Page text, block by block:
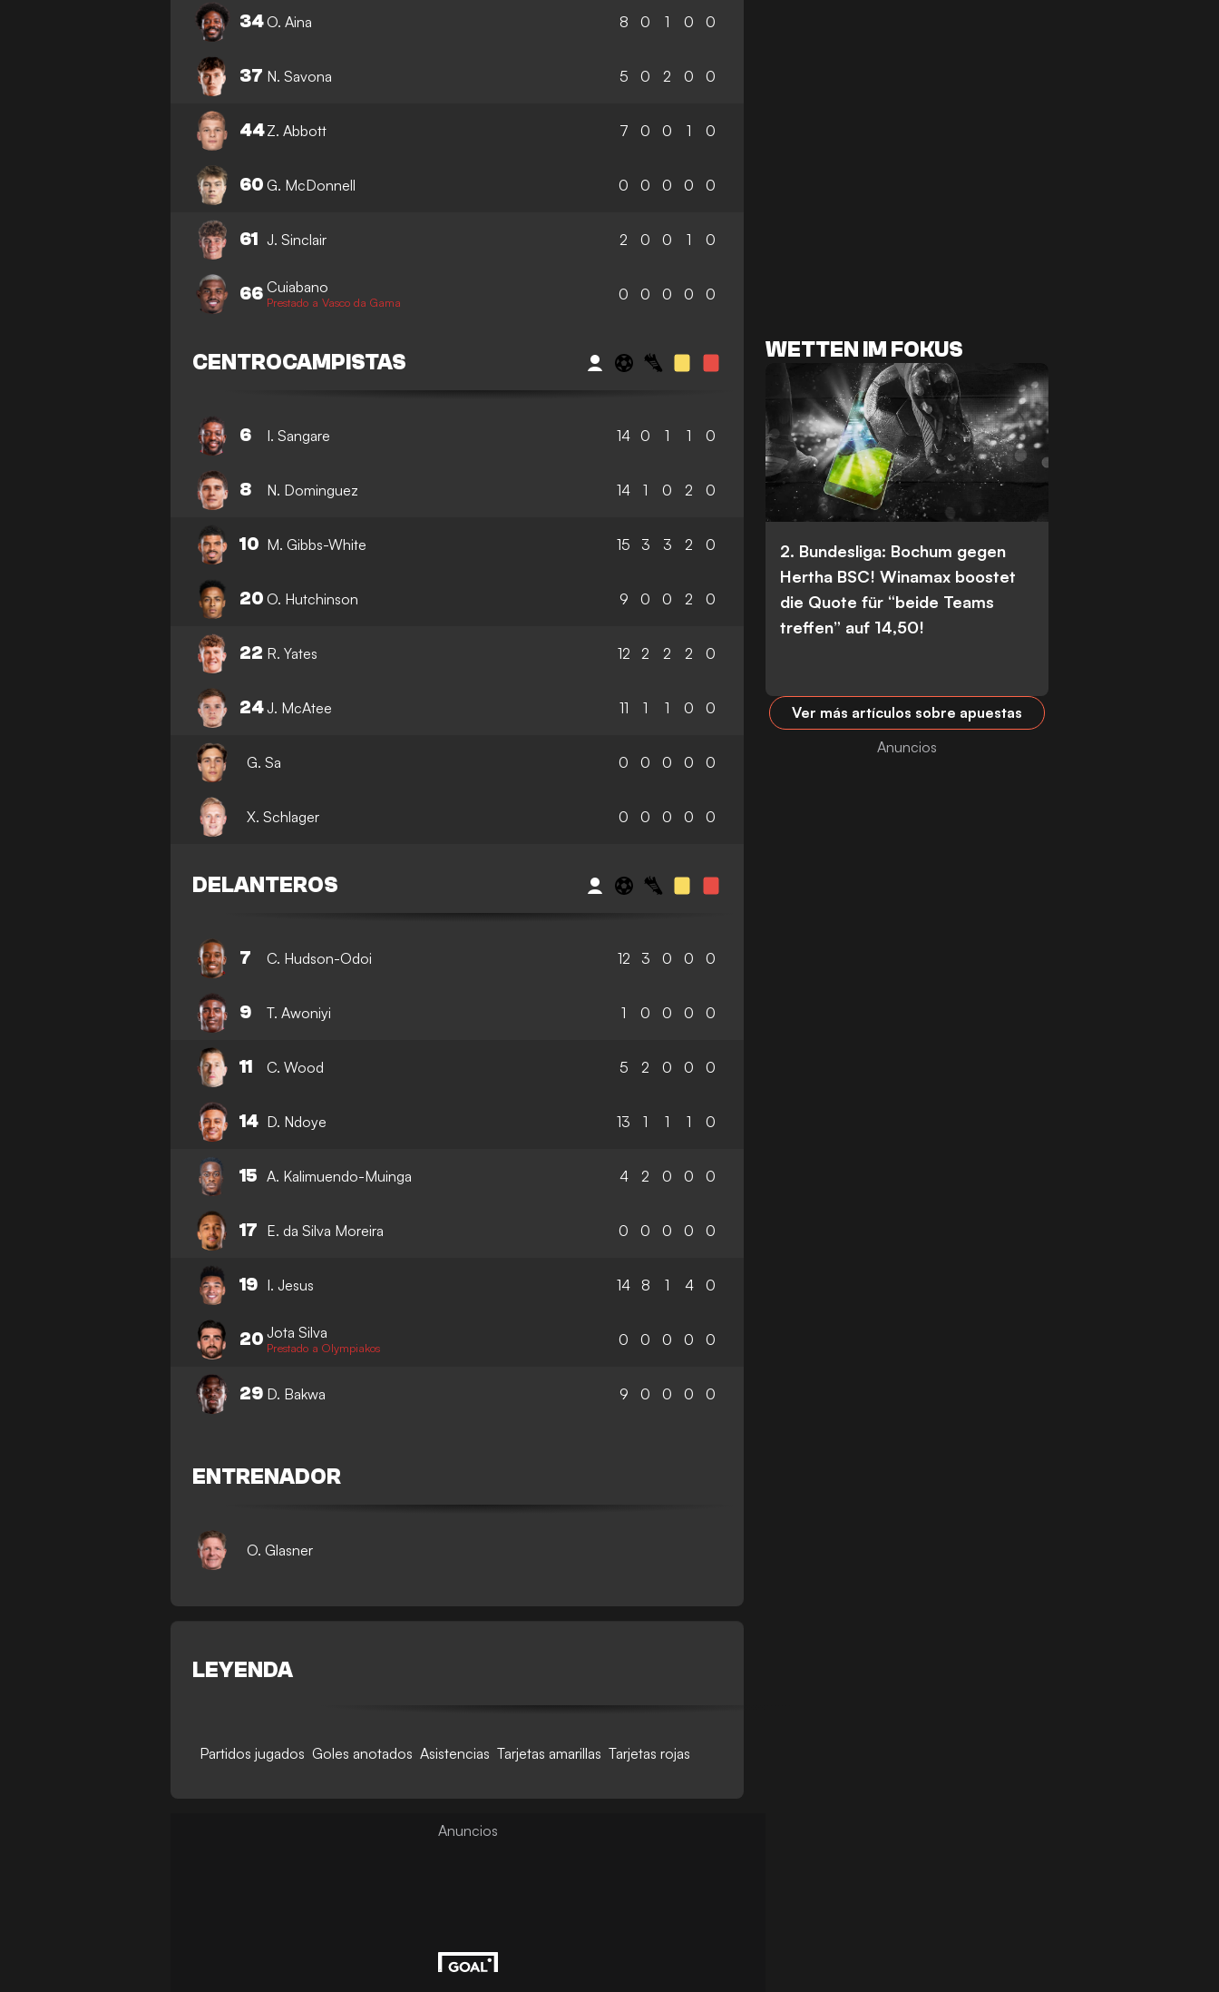
34 O. Aina 8 0 1 0 0
37 N. Savona 5 0 2 0 0
44Z. Abbott 7 0 0 1 0
60 G. McDonnell 0 0 0 0 0
61 J. Sinclair 2 0 0 1 0
66 Cuiabano
Prestado a Vasco da Gama 0 0 0 0 0
CENTROCAMPISTAS
6 I. Sangare 14 0 1 1 0
8 N. Dominguez 14 1 0 2 0
10 M. Gibbs-White 15 3 3 2 0
20 O. Hutchinson 9 0 0 2 0
22 R. Yates 12 2 2 2 0
24J. McAtee 11 1 1 0 0
G. Sa 0 0 0 0 0
X. Schlager 0 0 0 0 0
DELANTEROS
7 C. Hudson-Odoi 12 3 0 0 0
9 T. Awoniyi 1 0 0 0 0
11 C. Wood 5 2 0 0 0
14 D. Ndoye 13 1 1 1 0
15 A. Kalimuendo-Muinga 4 2 0 0 0
17 E. da Silva Moreira 0 0 0 0 0
19 I. Jesus 14 8 1 4 0
20 Jota Silva
Prestado a Olympiakos 0 0 0 0 0
29 D. Bakwa 9 0 0 0 0
ENTRENADOR
O. Glasner
LEYENDA
Partidos jugados Goles anotados Asistencias Tarjetas amarillas Tarjetas rojas
WETTEN IM FOKUS
2. Bundesliga: Bochum gegen
Hertha BSC! Winamax boostet
die Quote für “beide Teams
treffen” auf 14,50!
Ver más artículos sobre apuestas